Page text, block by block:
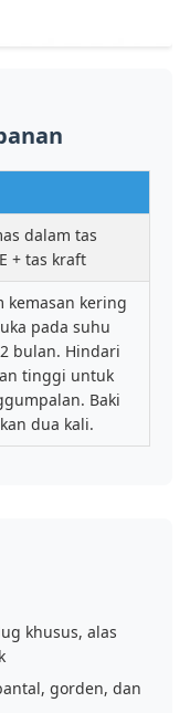
dalam tas
+ tas kraft
kemasan kering
pada suhu
bulan. Hindari
tinggi untuk
Baki
dua kali.
khusus, alas
gorden, dan